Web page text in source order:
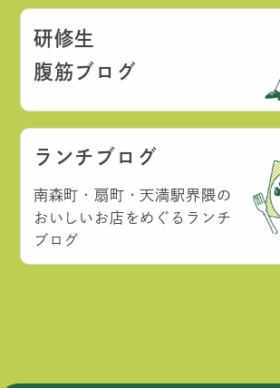
研修生
腹筋ブログ
ランチブログ
南森町・扇町・天満駅界隈の
おいしいお店をめぐるランチ
ブログ